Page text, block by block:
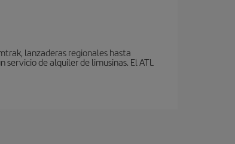
lanzaderas regionales hasta
de alquiler de limusinas. El ATL